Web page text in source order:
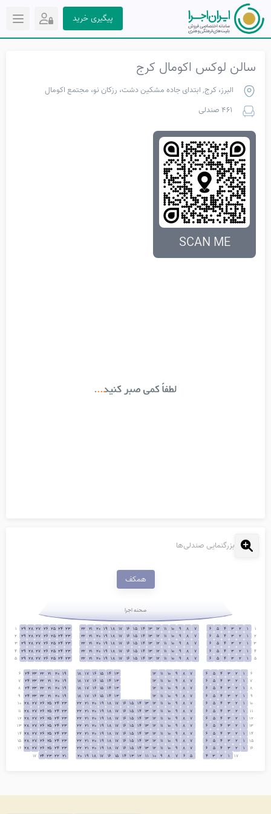
پیگیری خرید
سالن لوکس اکومال کرج
البرز، کرج, ابتدای جاده مشکین دشت، رزکان نو، مجتمع اکومال
461 صندلی
SCAN ME
بزرگنمایی صندلی‌ها
همکف
صحنه اجرا
1
1
2
3
4
5
6
7
8
9
10
11
12
13
14
15
16
17
18
19
20
21
22
23
24
25
26
27
28
29
1
2
1
2
3
4
5
6
7
8
9
10
11
12
13
14
15
16
17
18
19
20
21
22
23
24
25
26
27
28
29
2
3
1
2
3
4
5
6
7
8
9
10
11
12
13
14
15
16
17
18
19
20
21
22
23
24
25
26
27
28
29
3
4
1
2
3
4
5
6
7
8
9
10
11
12
13
14
15
16
17
18
19
20
21
22
23
24
25
26
27
28
29
4
5
1
2
3
4
5
6
7
8
9
10
11
12
13
14
15
16
17
18
19
20
21
22
23
24
25
26
27
28
29
5
6
1
2
3
4
5
6
7
8
9
10
11
12
13
14
15
16
17
18
19
20
21
22
23
24
6
7
1
2
3
4
5
6
7
8
9
10
11
12
13
14
15
16
17
18
19
20
21
22
23
24
7
8
1
2
3
4
5
6
7
8
9
10
11
12
13
14
15
16
17
18
19
20
21
22
23
24
8
9
1
2
3
4
5
6
7
8
9
10
11
12
13
14
15
16
17
18
19
20
21
22
23
24
9
10
1
2
3
4
5
6
7
8
9
10
11
12
13
14
15
16
17
18
19
20
21
22
23
24
25
26
27
28
10
11
1
2
3
4
5
6
7
8
9
10
11
12
13
14
15
16
17
18
19
20
21
22
23
24
25
26
27
28
11
12
1
2
3
4
5
6
7
8
9
10
11
12
13
14
15
16
17
18
19
20
21
22
23
24
25
26
27
28
12
13
1
2
3
4
5
6
7
8
9
10
11
12
13
14
15
16
17
18
19
20
21
22
23
24
25
26
27
28
13
14
1
2
3
4
5
6
7
8
9
10
11
12
13
14
15
16
17
18
19
20
21
22
23
24
25
26
27
28
14
15
1
2
3
4
5
6
7
8
9
10
11
12
13
14
15
16
17
18
19
20
21
22
23
24
25
26
27
28
15
16
1
2
3
4
5
6
7
8
9
10
11
12
13
14
15
16
17
18
19
20
21
22
23
24
25
26
27
28
16
17
1
2
3
4
5
6
7
8
9
10
11
12
13
14
15
16
17
18
19
20
21
22
23
24
17